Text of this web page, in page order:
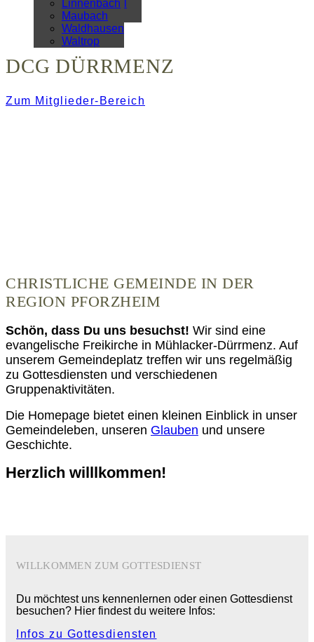
Überregional
Alle Artikel
Linnenbach
Maubach
Waldhausen
Waltrop
DCG DÜRRMENZ
Zum Mitglieder-Bereich
CHRISTLICHE GEMEINDE IN DER
REGION PFORZHEIM
Schön, dass Du uns besuchst! Wir sind eine
evangelische Freikirche in Mühlacker-Dürrmenz. Auf
unserem Gemeindeplatz treffen wir uns regelmäßig
zu Gottesdiensten und verschiedenen
Gruppenaktivitäten.
Die Homepage bietet einen kleinen Einblick in unser
Gemeindeleben, unseren Glauben und unsere
Geschichte.
Herzlich willlkommen!
WILLKOMMEN ZUM GOTTESDIENST
Du möchtest uns kennenlernen oder einen Gottesdienst
besuchen? Hier findest du weitere Infos:
Infos zu Gottesdiensten